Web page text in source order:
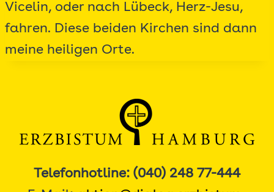
Vicelin, oder nach Lübeck, Herz-Jesu,
fahren. Diese beiden Kirchen sind dann
meine heiligen Orte.
Telefonhotline: (040) 248 77-444